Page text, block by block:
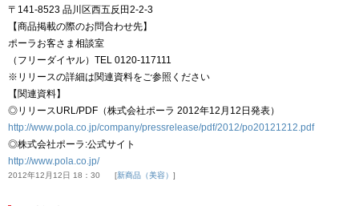
〒141-8523 品川区西五反田2-2-3
【商品掲載の際のお問合わせ先】
ポーラお客さま相談室
（フリーダイヤル）TEL 0120-117111
※リリースの詳細は関連資料をご参照ください
【関連資料】
◎リリースURL/PDF（株式会社ポーラ 2012年12月12日発表）
http://www.pola.co.jp/company/pressrelease/pdf/2012/po20121212.pdf
◎株式会社ポーラ:公式サイト
http://www.pola.co.jp/
2012年12月12日 18：30 新商品（美容）